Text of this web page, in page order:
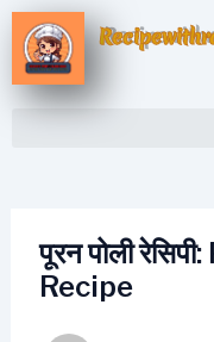
Skip
content
पूरन पोली
Recipe